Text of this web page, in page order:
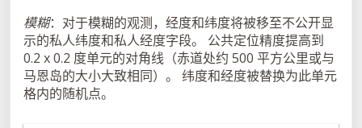
模糊：对于模糊的观测，经度和纬度将被移至不公开显
示的私人纬度和私人经度字段。 公共定位精度提高到
0.2 x 0.2 度单元的对角线（赤道处约 500 平方公里或与
马恩岛的大小大致相同）。 纬度和经度被替换为此单元
格内的随机点。